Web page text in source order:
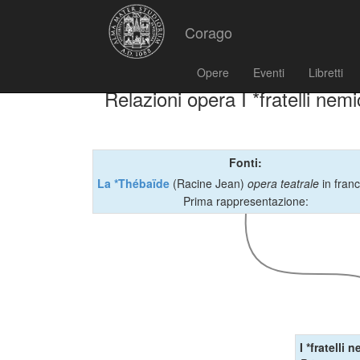
Corago
Opere Eventi Libretti
Relazioni opera I *fratelli
Fonti:
La *Thébaïde (Racine Jean) opera teatrale in
Prima rappresentazione:
I *fratelli